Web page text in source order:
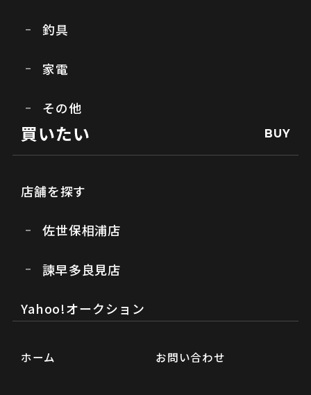
釣具
家電
その他
買いたい BUY
店舗を探す
佐世保相浦店
諫早多良見店
Yahoo!オークション
ホーム お問い合わせ